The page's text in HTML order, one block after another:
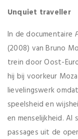
Unquiet traveller
In de documentaire
(2008) van Bruno
trein door Oost-
hij bij voorkeur
lievelingswerk
speelsheid en
en menselijkheid. Al
passages uit de